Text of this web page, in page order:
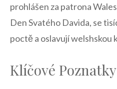
prohlášen za patrona⁣
Den Svatého⁣ Davida, se‌
⁣poctě ‍a oslavují welshskou
Klíčové Poznatky